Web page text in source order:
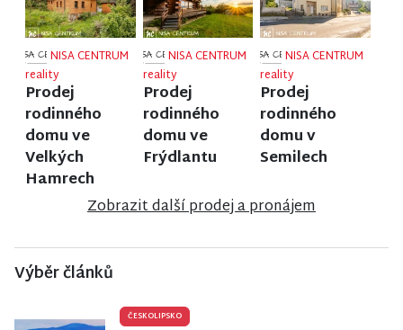
NISA CENTRUM
reality
Prodej
rodinného
domu ve
Velkých
Hamrech
NISA CENTRUM
reality
Prodej
rodinného
domu ve
Frýdlantu
NISA CENTRUM
reality
Prodej
rodinného
domu v
Semilech
Zobrazit další prodej a pronájem
Výběr článků
ČESKOLIPSKO